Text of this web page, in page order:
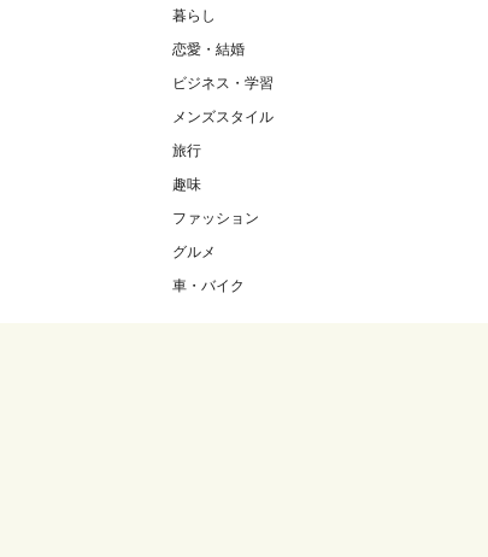
暮らし
恋愛・結婚
ビジネス・学習
メンズスタイル
旅行
趣味
ファッション
グルメ
車・バイク